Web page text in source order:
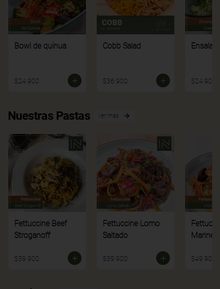
Bowl de quinua
$24.900
Cobb Salad
$36.900 $24.900
Nuestras Pastas Ver más
Fettuccine Beef
Stroganoff
$39.900
Fettuccine Lomo
Saltado
$39.900
Marinera
$49.900